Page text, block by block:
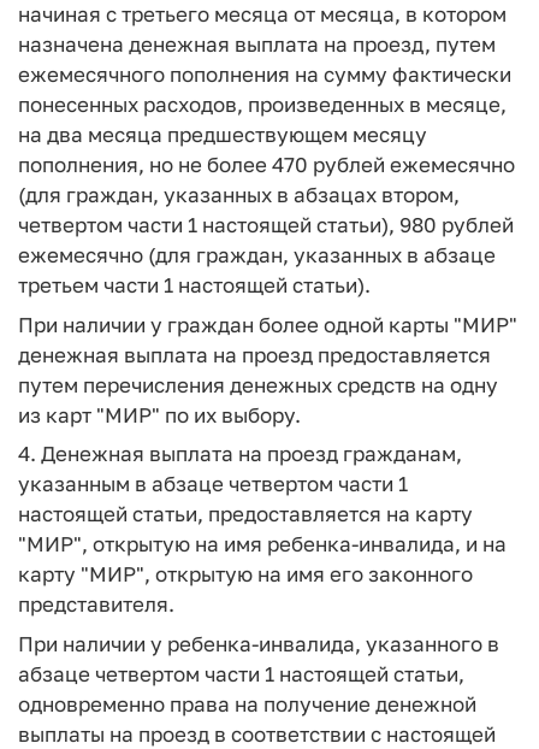
начиная с третьего месяца от месяца, в котором
назначена денежная выплата на проезд, путем
ежемесячного пополнения на сумму фактически
понесенных расходов, произведенных в месяце,
на два месяца предшествующем месяцу
пополнения, но не более 470 рублей ежемесячно
(для граждан, указанных в абзацах втором,
четвертом части 1 настоящей статьи), 980 рублей
ежемесячно (для граждан, указанных в абзаце
третьем части 1 настоящей статьи).
При наличии у граждан более одной карты "МИР"
денежная выплата на проезд предоставляется
путем перечисления денежных средств на одну
из карт "МИР" по их выбору.
4. Денежная выплата на проезд гражданам,
указанным в абзаце четвертом части 1
настоящей статьи, предоставляется на карту
"МИР", открытую на имя ребенка-инвалида, и на
карту "МИР", открытую на имя его законного
представителя.
При наличии у ребенка-инвалида, указанного в
абзаце четвертом части 1 настоящей статьи,
одновременно права на получение денежной
выплаты на проезд в соответствии с настоящей